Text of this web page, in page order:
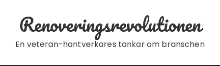
Renoveringsrevolutionen
En veteran-hantverkares tankar om branschen